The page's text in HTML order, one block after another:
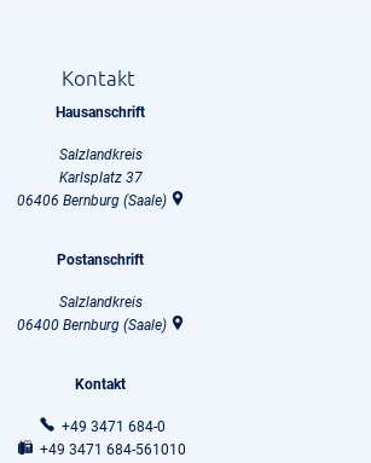
Kontakt
Hausanschrift
Salzlandkreis
Karlsplatz 37
06406 Bernburg (Saale)
Postanschrift
Salzlandkreis
06400 Bernburg (Saale)
Kontakt
+49 3471 684-0
+49 3471 684-561010